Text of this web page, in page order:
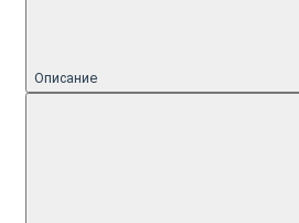
Описание